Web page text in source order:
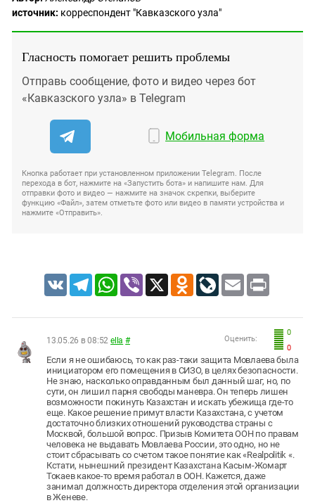
источник: корреспондент "Кавказского узла"
Гласность помогает решить проблемы
Отправь сообщение, фото и видео через бот
«Кавказского узла» в Telegram
Мобильная форма
Кнопка работает при установленном приложении Telegram. После
перехода в бот, нажмите на «Запустить бота» и напишите нам. Для
отправки фото и видео — нажмите на значок скрепки, выберите
функцию «Файл», затем отметьте фото или видео в памяти устройства и
нажмите «Отправить».
VK TelegramWhatsApp
Viber X Odnoklassniki
LiveJournal
Email Print
0
0
Оценить:
13.05.26 в 08:52 ella #
Если я не ошибаюсь, то как раз-таки защита Мовлаева была
инициатором его помещения в СИЗО, в целях безопасности.
Не знаю, насколько оправданным был данный шаг, но, по
сути, он лишил парня свободы маневра. Он теперь лишен
возможности покинуть Казахстан и искать убежища где-то
еще. Какое решение примут власти Казахстана, с учетом
достаточно близких отношений руководства страны с
Москвой, большой вопрос. Призыв Комитета ООН по правам
человека не выдавать Мовлаева России, это одно, но не
стоит сбрасывать со счетом такое понятие как «Realpolitik «.
Кстати, нынешний президент Казахстана Касым-Жомарт
Токаев какое-то время работал в ООН. Кажется, даже
занимал должность директора отделения этой организации
в Женеве.